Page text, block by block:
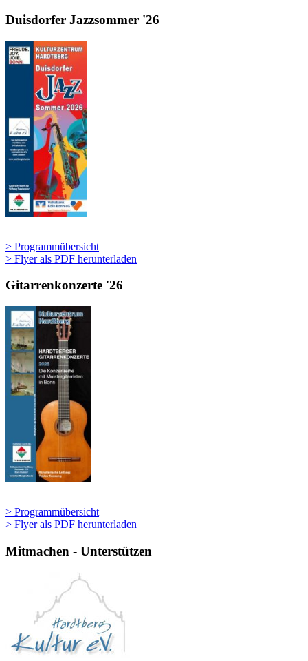
Duisdorfer Jazzsommer '26
> Programmübersicht
> Flyer als PDF herunterladen
Gitarrenkonzerte '26
> Programmübersicht
> Flyer als PDF herunterladen
Mitmachen - Unterstützen